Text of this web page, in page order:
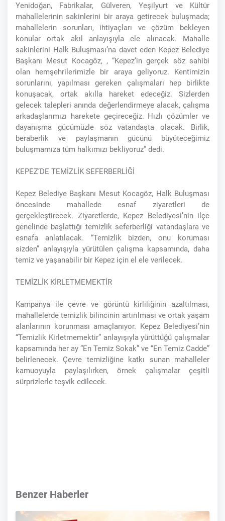
Yenidoğan, Fabrikalar, Gülveren, Yeşilyurt ve Kültür
mahallelerinin sakinlerini bir araya getirecek buluşmada;
mahallelerin sorunları, ihtiyaçları ve çözüm bekleyen
konular ortak akıl anlayışıyla ele alınacak. Mahalle
sakinlerini Halk Buluşması’na davet eden Kepez Belediye
Başkanı Mesut Kocagöz, , “Kepez’in gerçek söz sahibi
olan hemşehrilerimizle bir araya geliyoruz. Kentimizin
sorunlarını, yapılması gereken çalışmaları hep birlikte
konuşacak, ortak akılla hareket edeceğiz. Sizlerden
gelecek talepleri anında değerlendirmeye alacak, çalışma
arkadaşlarımızı harekete geçireceğiz. Hızlı çözümler ve
dayanışma gücümüzle söz vatandaşta olacak. Birlik,
beraberlik ve paylaşmanın gücünü büyüteceğimiz
buluşmamıza tüm halkımızı bekliyoruz” dedi.
KEPEZ’DE TEMİZLİK SEFERBERLİĞİ
Kepez Belediye Başkanı Mesut Kocagöz, Halk Buluşması
öncesinde mahallede esnaf ziyaretleri de
gerçekleştirecek. Ziyaretlerde, Kepez Belediyesi’nin ilçe
genelinde başlattığı temizlik seferberliği vatandaşlara ve
esnafa anlatılacak. “Temizlik bizden, onu koruması
sizden” anlayışıyla yürütülen çalışma kapsamında, daha
temiz ve yaşanabilir bir Kepez için el ele verilecek.
TEMİZLİK KİRLETMEMEKTİR
Kampanya ile çevre ve görüntü kirliliğinin azaltılması,
mahallelerde temizlik bilincinin artırılması ve ortak yaşam
alanlarının korunması amaçlanıyor. Kepez Belediyesi’nin
“Temizlik Kirletmemektir” anlayışıyla yürüttüğü çalışmalar
kapsamında her ay “En Temiz Sokak” ve “En Temiz Cadde”
belirlenecek. Çevre temizliğine katkı sunan mahalleler
kamuoyuyla paylaşılırken, örnek çalışmalar çeşitli
sürprizlerle teşvik edilecek.
Benzer Haberler